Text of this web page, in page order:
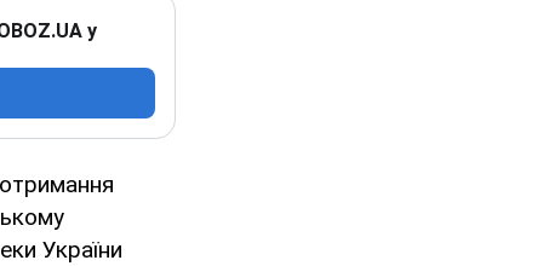
у
України